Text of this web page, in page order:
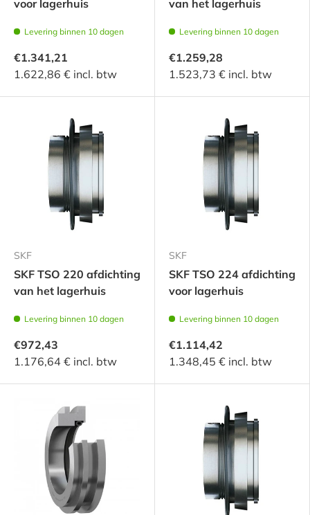
voor lagerhuis
Levering binnen 10 dagen
€1.341,21
1.622,86 € incl. btw
van het lagerhuis
Levering binnen 10 dagen
€1.259,28
1.523,73 € incl. btw
SKF
SKF TSO 220 afdichting
van het lagerhuis
Levering binnen 10 dagen
€972,43
1.176,64 € incl. btw
SKF
SKF TSO 224 afdichting
voor lagerhuis
Levering binnen 10 dagen
€1.114,42
1.348,45 € incl. btw